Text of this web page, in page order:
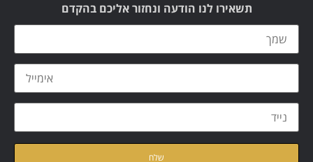
תשאירו לנו הודעה ונחזור אליכם בהקדם
מדיניות הפרטיות